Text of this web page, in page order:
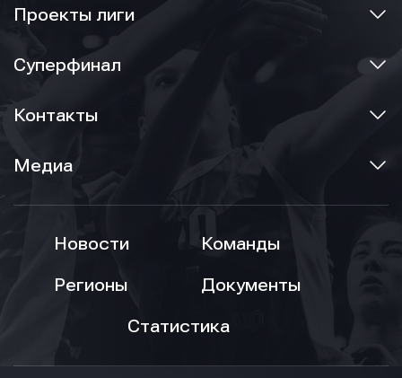
Проекты лиги
Суперфинал
Контакты
Медиа
Новости
Команды
Регионы
Документы
Статистика